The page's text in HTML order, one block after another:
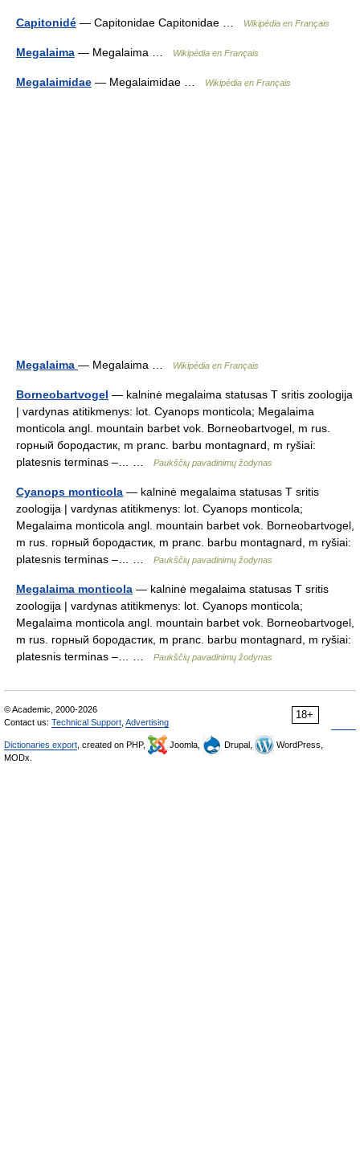
Capitonidé — Capitonidae Capitonidae … Wikipédia en Français
Megalaima — Megalaima … Wikipédia en Français
Megalaimidae — Megalaimidae … Wikipédia en Français
Megalaima — Megalaima … Wikipédia en Français
Borneobartvogel — kalninė megalaima statusas T sritis zoologija
| vardynas atitikmenys: lot. Cyanops monticola; Megalaima
monticola angl. mountain barbet vok. Borneobartvogel, m rus.
горный бородастик, m pranc. barbu montagnard, m ryšiai:
platesnis terminas –… …
Paukščių pavadinimų žodynas
Cyanops monticola — kalninė megalaima statusas T sritis
zoologija | vardynas atitikmenys: lot. Cyanops monticola;
Megalaima monticola angl. mountain barbet vok. Borneobartvogel,
m rus. горный бородастик, m pranc. barbu montagnard, m ryšiai:
platesnis terminas –… …
Paukščių pavadinimų žodynas
Megalaima monticola — kalninė megalaima statusas T sritis
zoologija | vardynas atitikmenys: lot. Cyanops monticola;
Megalaima monticola angl. mountain barbet vok. Borneobartvogel,
m rus. горный бородастик, m pranc. barbu montagnard, m ryšiai:
platesnis terminas –… …
Paukščių pavadinimų žodynas
18+
© Academic, 2000-2026
Contact us: Technical Support Advertising
Dictionaries export , created on PHP, Joomla, Drupal,
WordPress,
MODx.